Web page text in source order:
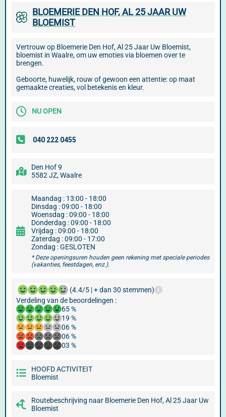
BLOEMERIE DEN HOF, AL 25 JAAR UW
BLOEMIST
Vertrouw op Bloemerie Den Hof, Al 25 Jaar Uw Bloemist,
bloemist in Waalre, om uw emoties via bloemen over te
brengen.
Geboorte, huwelijk, rouw of gewoon een attentie: op maat
gemaakte creaties, vol betekenis en kleur.
NU OPEN
Den Hof 9
5582 JZ, Waalre
Maandag : 13:00 - 18:00
Dinsdag : 09:00 - 18:00
Woensdag : 09:00 - 18:00
Donderdag : 09:00 - 18:00
Vrijdag : 09:00 - 18:00
Zaterdag : 09:00 - 17:00
Zondag : GESLOTEN
* Deze openingsuren houden geen rekening met speciale periodes
(vakanties, feestdagen, enz.).
(4.4/5 | + dan 30 stemmen)
Verdeling van de beoordelingen :
65 %
19 %
06 %
06 %
03 %
HOOFD ACTIVITEIT
Bloemist
Routebeschrijving naar Bloemerie Den Hof, Al 25 Jaar Uw
Bloemist